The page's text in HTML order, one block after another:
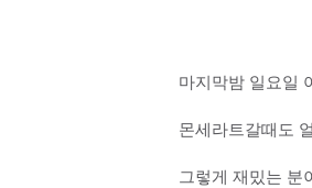
마지막밤 일요일
몬세라트갈때도
그렇게 재밌는 분